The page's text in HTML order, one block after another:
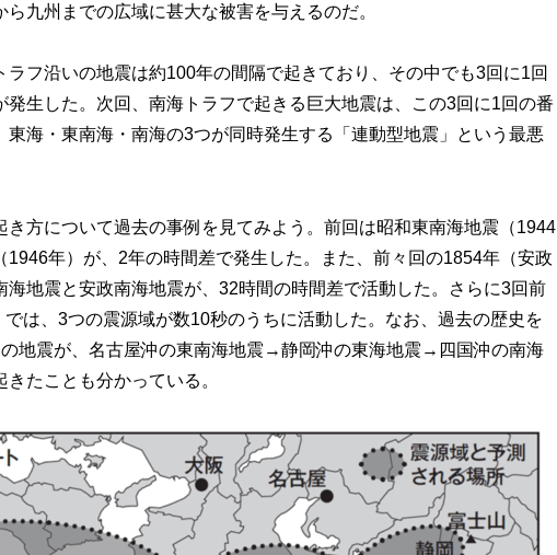
九州までの広域に甚大な被害を与えるのだ。
ラフ沿いの地震は約100年の間隔で起きており、その中でも3回に1回
発生した。次回、南海トラフで起きる巨大地震は、この3回に1回の番
東海・東南海・南海の3つが同時発生する「連動型地震」という最悪
き方について過去の事例を見てみよう。前回は昭和東南海地震（1944
1946年）が、2年の時間差で発生した。また、前々回の1854年（安政
海地震と安政南海地震が、32時間の時間差で活動した。さらに3回前
は、3つの震源域が数10秒のうちに活動した。なお、過去の歴史を
の地震が、名古屋沖の東南海地震→静岡沖の東海地震→四国沖の南海
たことも分かっている。